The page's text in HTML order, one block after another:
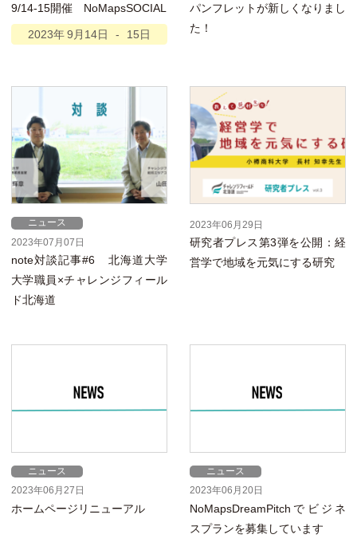
9/14-15開催 NoMapsSOCIAL
2023年 9月 14日 - 15日
パンフレットが新しくなりまし
た！
ニュース
2023年07月07日
note対談記事#6 北海道大学
大学職員×チャレンジフィール
ド北海道
2023年06月29日
研究者プレス第3弾を公開：経
営学で地域を元気にする研究
ニュース
2023年06月27日
ホームページリニューアル
ニュース
2023年06月20日
NoMapsDreamPitchでビジネ
スプランを募集しています